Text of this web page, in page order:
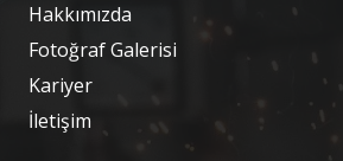
Hakkımızda
Fotoğraf Galerisi
Kariyer
İletişim